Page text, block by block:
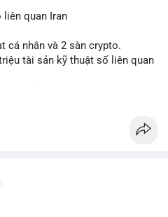
liên quan Iran
cá nhân và 2 sàn crypto.
tài sản kỹ thuật số liên quan
crypto, tăng áp lực pháp lý.